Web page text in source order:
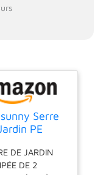
Serre
PE
DE JARDIN
DE 2